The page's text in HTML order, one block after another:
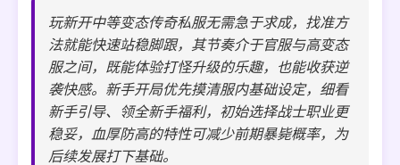
玩新开中等变态传奇私服无需急于求成，找准方
法就能快速站稳脚跟，其节奏介于官服与高变态
服之间，既能体验打怪升级的乐趣，也能收获逆
袭快感。新手开局优先摸清服内基础设定，细看
新手引导、领全新手福利，初始选择战士职业更
稳妥，血厚防高的特性可减少前期暴毙概率，为
后续发展打下基础。